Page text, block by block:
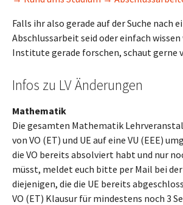
Falls ihr also gerade auf der Suche nach
Abschlussarbeit seid oder einfach
Institute gerade forschen, schaut gerne
Infos zu LV Änderungen
Mathematik
Die gesamten Mathematik
von VO (ET) und UE auf eine VU (EEE)
die VO bereits absolviert habt und nur
müsst, meldet euch bitte per Mail bei
diejenigen, die die UE bereits
VO (ET) Klausur für mindestens noch 3